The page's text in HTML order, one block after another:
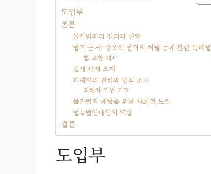
도입부
본문
몰카범죄의 정의와 현황
법적 근거: 성폭력 범죄의 처벌 등에 관한 특례법
법 조항 예시
실제 사례 소개
피해자의 권리와 법적 조치
피해자 지원 기관
몰카범죄 예방을 위한 사회적 노력
법무법인대인의 역할
결론
도입부